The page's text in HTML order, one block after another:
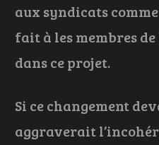
aux syndicats
fait à les membres
dans ce projet.
Si ce changement
aggraverait